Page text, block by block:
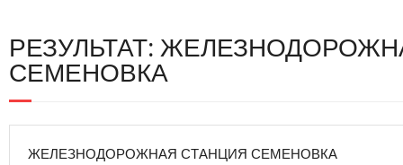
РЕЗУЛЬТАТ:
СЕМЕНОВКА
ЖЕЛЕЗНОДОРОЖНАЯ СТАНЦИЯ СЕМЕНОВКА